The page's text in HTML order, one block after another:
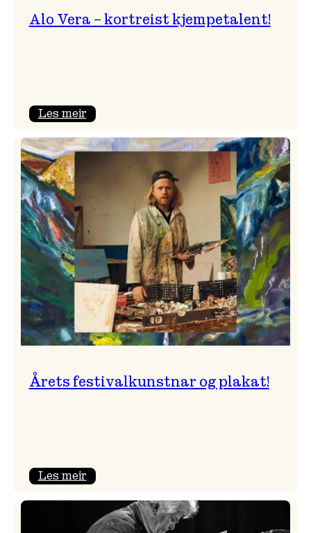
Alo Vera – kortreist kjempetalent!
Les meir:
Vera
kjempetalent!
Årets festivalkunstnar og plakat!
Les meir:
festivalkunstnar
og